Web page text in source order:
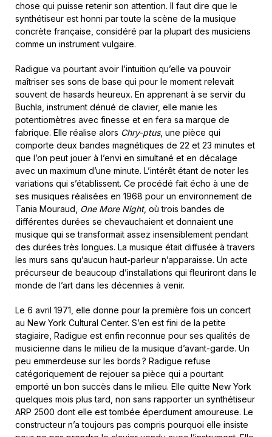
chose qui puisse retenir son attention. Il faut dire que le
synthétiseur est honni par toute la scène de la musique
concrète française, considéré par la plupart des musiciens
comme un instrument vulgaire.
Radigue va pourtant avoir l’intuition qu’elle va pouvoir
maîtriser ses sons de base qui pour le moment relevait
souvent de hasards heureux. En apprenant à se servir du
Buchla, instrument dénué de clavier, elle manie les
potentiomètres avec finesse et en fera sa marque de
fabrique. Elle réalise alors Chry-ptus, une pièce qui
comporte deux bandes magnétiques de 22 et 23 minutes et
que l’on peut jouer à l’envi en simultané et en décalage
avec un maximum d’une minute. L’intérêt étant de noter les
variations qui s’établissent. Ce procédé fait écho à une de
ses musiques réalisées en 1968 pour un environnement de
Tania Mouraud, One More Night, où trois bandes de
différentes durées se chevauchaient et donnaient une
musique qui se transformait assez insensiblement pendant
des durées très longues. La musique était diffusée à travers
les murs sans qu’aucun haut-parleur n’apparaisse. Un acte
précurseur de beaucoup d’installations qui fleuriront dans le
monde de l’art dans les décennies à venir.
Le 6 avril 1971, elle donne pour la première fois un concert
au New York Cultural Center. S’en est fini de la petite
stagiaire, Radigue est enfin reconnue pour ses qualités de
musicienne dans le milieu de la musique d’avant-garde. Un
peu emmerdeuse sur les bords ? Radigue refuse
catégoriquement de rejouer sa pièce qui a pourtant
emporté un bon succès dans le milieu. Elle quitte New York
quelques mois plus tard, non sans rapporter un synthétiseur
ARP 2500 dont elle est tombée éperdument amoureuse. Le
constructeur n’a toujours pas compris pourquoi elle insiste